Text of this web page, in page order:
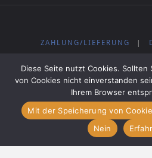
ZAHLUNG/LIEFERUNG
KOSTENLOSE
Präsentiert vonFluida
Diese Seite nutzt Cookies. Sollten
von Cookies nicht einverstanden
Ihrem Browser
Mit der Speicherung von
Nein